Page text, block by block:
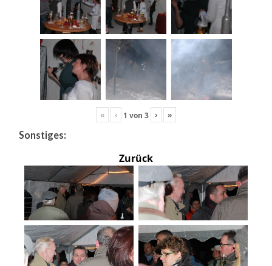
« ‹ 1 von 3 › »
Sonstiges:
Zurück